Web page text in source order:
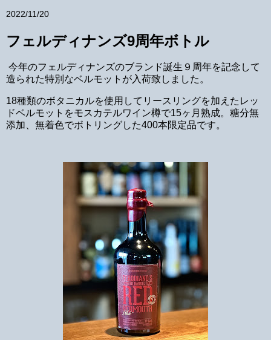
2022/11/20
フェルディナンズ9周年ボトル
今年のフェルディナンズのブランド誕生９周年を記念して
造られた特別なベルモットが入荷致しました。
18種類のボタニカルを使用してリースリングを加えたレッ
ドベルモットをモスカテルワイン樽で15ヶ月熟成。糖分無
添加、無着色でボトリングした400本限定品です。